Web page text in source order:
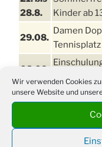
Wir verwenden Cookies
unsere Website und
28.8.
Kinder ab
29.08.
Damen
Tennisplatz
03.09.
09:00 Uhr
11. bis
Erntefest
Disco für